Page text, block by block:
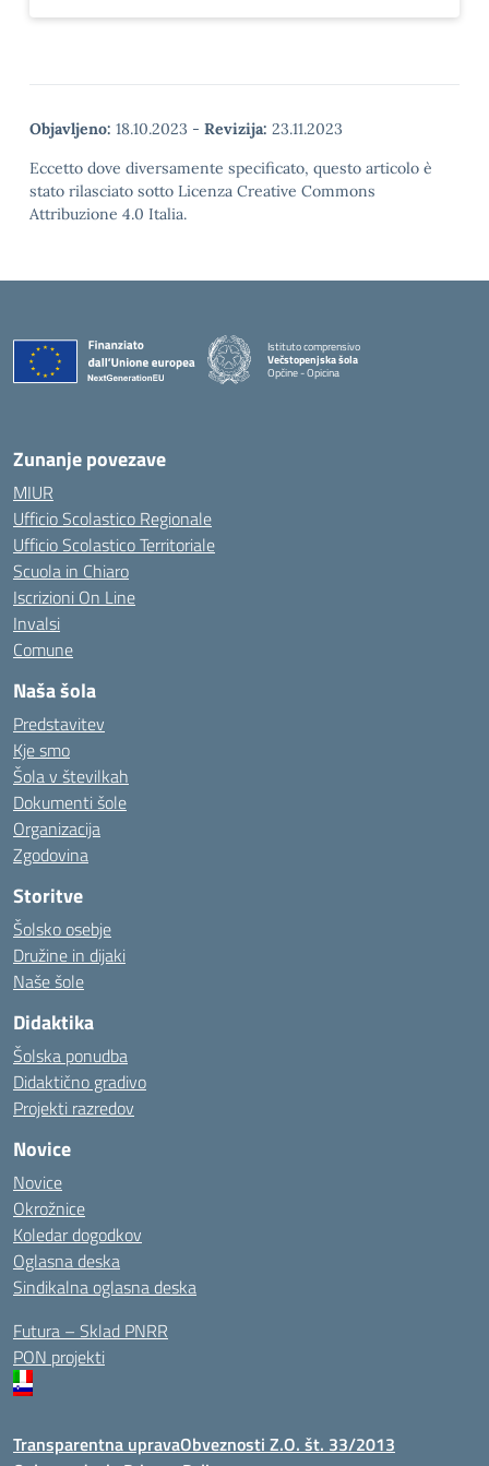
Objavljeno: 18.10.2023 - Revizija: 23.11.2023
Eccetto dove diversamente specificato, questo articolo è
stato rilasciato sotto Licenza Creative Commons
Attribuzione 4.0 Italia.
Istituto comprensivo
Večstopenjska šola
Opčine - Opicina
Zunanje povezave
MIUR
Ufficio Scolastico Regionale
Ufficio Scolastico Territoriale
Scuola in Chiaro
Iscrizioni On Line
Invalsi
Comune
Naša šola
Predstavitev
Kje smo
Šola v številkah
Dokumenti šole
Organizacija
Zgodovina
Storitve
Šolsko osebje
Družine in dijaki
Naše šole
Didaktika
Šolska ponudba
Didaktično gradivo
Projekti razredov
Novice
Novice
Okrožnice
Koledar dogodkov
Oglasna deska
Sindikalna oglasna deska
Futura – Sklad PNRR
PON projekti
Transparentna upravaObveznosti Z.O. št. 33/2013